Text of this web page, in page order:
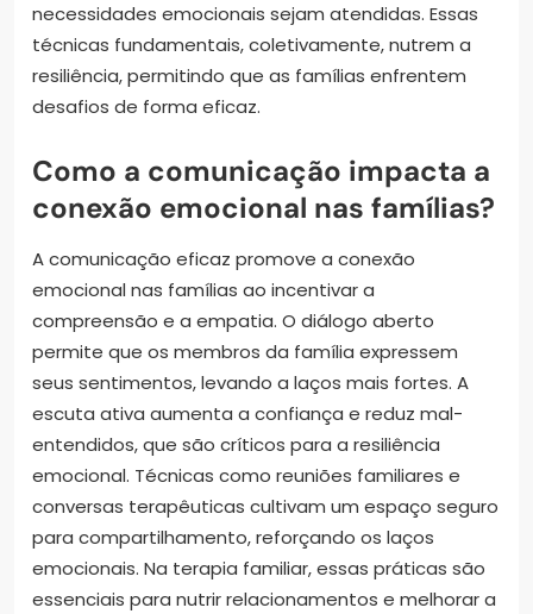
necessidades emocionais sejam atendidas. Essas
técnicas fundamentais, coletivamente, nutrem a
resiliência, permitindo que as famílias enfrentem
desafios de forma eficaz.
Como a comunicação impacta a
conexão emocional nas famílias?
A comunicação eficaz promove a conexão
emocional nas famílias ao incentivar a
compreensão e a empatia. O diálogo aberto
permite que os membros da família expressem
seus sentimentos, levando a laços mais fortes. A
escuta ativa aumenta a confiança e reduz mal-
entendidos, que são críticos para a resiliência
emocional. Técnicas como reuniões familiares e
conversas terapêuticas cultivam um espaço seguro
para compartilhamento, reforçando os laços
emocionais. Na terapia familiar, essas práticas são
essenciais para nutrir relacionamentos e melhorar a